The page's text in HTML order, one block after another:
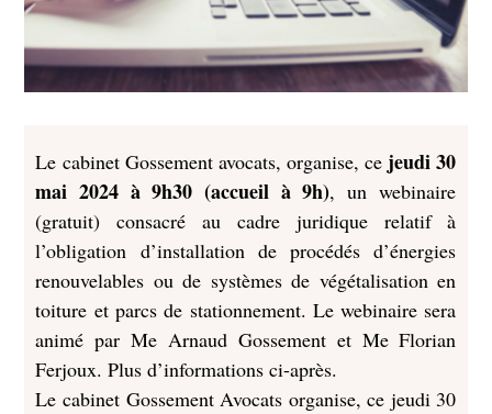
Le cabinet Gossement avocats, organise, ce jeudi 30
mai 2024 à 9h30 (accueil à 9h), un webinaire
(gratuit) consacré au cadre juridique relatif à
l’obligation d’installation de procédés d’énergies
renouvelables ou de systèmes de végétalisation en
toiture et parcs de stationnement. Le webinaire sera
animé par Me Arnaud Gossement et Me Florian
Ferjoux. Plus d’informations ci-après.
Le cabinet Gossement Avocats organise, ce jeudi 30